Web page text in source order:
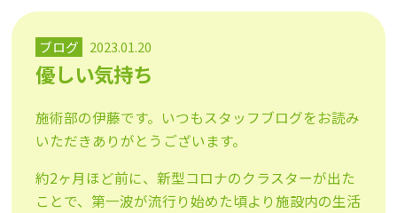
ブログ 2023.01.20
優しい気持ち
施術部の伊藤です。いつもスタッフブログをお読み
いただきありがとうございます。
約2ヶ月ほど前に、新型コロナのクラスターが出た
ことで、第一波が流行り始めた頃より施設内の生活